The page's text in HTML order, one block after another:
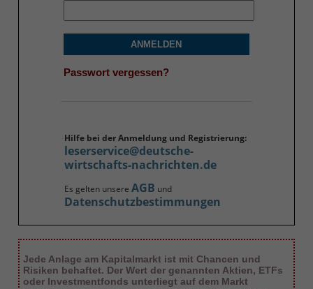
ANMELDEN
Passwort vergessen?
Hilfe bei der Anmeldung und Registrierung:
leserservice@deutsche-
wirtschafts-nachrichten.de
Es gelten unsere AGB und
Datenschutzbestimmungen
Jede Anlage am Kapitalmarkt ist mit Chancen und
Risiken behaftet. Der Wert der genannten Aktien, ETFs
oder Investmentfonds unterliegt auf dem Markt